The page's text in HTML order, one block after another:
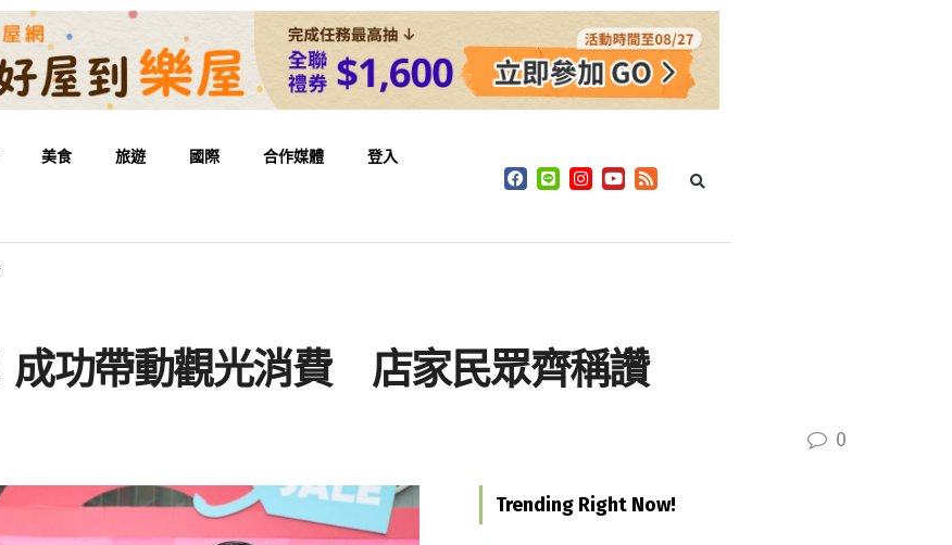
美食 旅遊 國際 合作媒體 登入
成功帶動觀光消費 店家民眾齊稱讚
0
Trending Right Now!